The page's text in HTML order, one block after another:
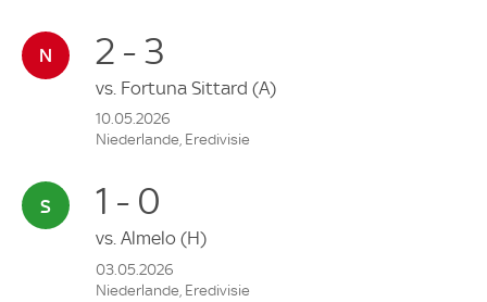
2 - 3
vs. Fortuna Sittard (A)
10.05.2026
Niederlande, Eredivisie
1 - 0
vs. Almelo (H)
03.05.2026
Niederlande, Eredivisie